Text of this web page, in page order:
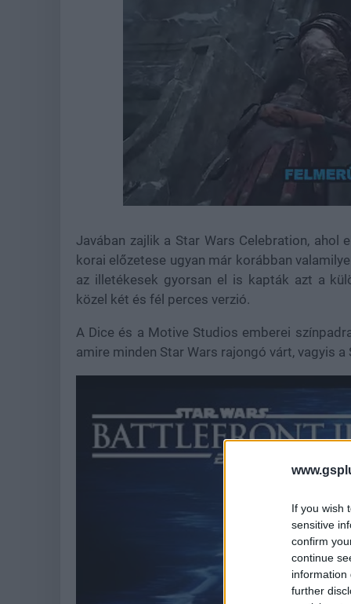
If you wish
sensitive
confirm
continue
information
further
21.65%
Javában zajlik a Star Wars Celebration, ahol
korai előzetese ugyan már korábban
az illetékesek gyorsan el is kapták azt a
közel két és fél perces verzió.
A Dice és a Motive Studios emberei
amire minden Star Wars rajongó várt, vagyis